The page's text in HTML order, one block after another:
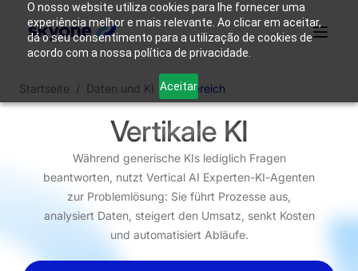
O nosso website utiliza cookies para lhe fornecer uma
experiência melhor e mais relevante. Ao clicar em aceitar,
dá o seu consentimento para a utilização de cookies de
acordo com a nossa política de privacidade.
Aceitar
Produkte
Skyone?
Lösungen Ressourcen
Nehmen Sie Kontakt auf
Startseite / Daten und KI / KI-Bereich
Vertikale KI
Während generische KIs lediglich Fragen
beantworten, nutzt Vertical AI Experten-KI-Agenten
zur Problemlösung: Sie führt Prozesse aus,
analysiert Daten, steigert den Umsatz, senkt Kosten
und automatisiert Abläufe.